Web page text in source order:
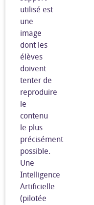
utilisé est
une
image
dont les
élèves
doivent
tenter de
reproduire
le
contenu
le plus
précisément
possible.
Une
Intelligence
Artificielle
(pilotée